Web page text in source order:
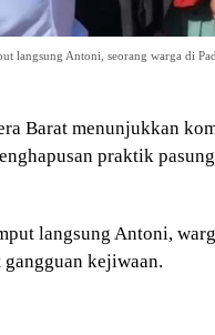
langsung Antoni, seorang warga di
Barat menunjukkan
praktik
langsung Antoni,
kejiwaan.